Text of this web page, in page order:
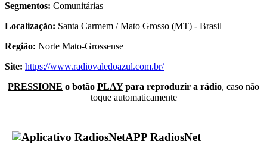
Segmentos: Comunitárias
Localização: Santa Carmem / Mato Grosso (MT) - Brasil
Região: Norte Mato-Grossense
Site: https://www.radiovaledoazul.com.br/
PRESSIONE o botão PLAYpara reproduzir a rádio, caso não
toque automaticamente
APP RadiosNet